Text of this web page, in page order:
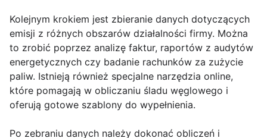
Kolejnym krokiem jest zbieranie danych dotyczących
emisji z różnych obszarów działalności firmy. Można
to zrobić poprzez analizę faktur, raportów z audytów
energetycznych czy badanie rachunków za zużycie
paliw. Istnieją również specjalne narzędzia online,
które pomagają w obliczaniu śladu węglowego i
oferują gotowe szablony do wypełnienia.
Po zebraniu danych należy dokonać obliczeń i